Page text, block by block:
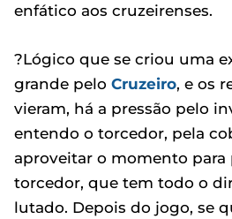
enfático aos cruzeirenses.
?Lógico que se criou uma
grande pelo Cruzeiro, e os
vieram, há a pressão pelo
entendo o torcedor, pela
aproveitar o momento para
torcedor, que tem todo o
lutado. Depois do jogo, se